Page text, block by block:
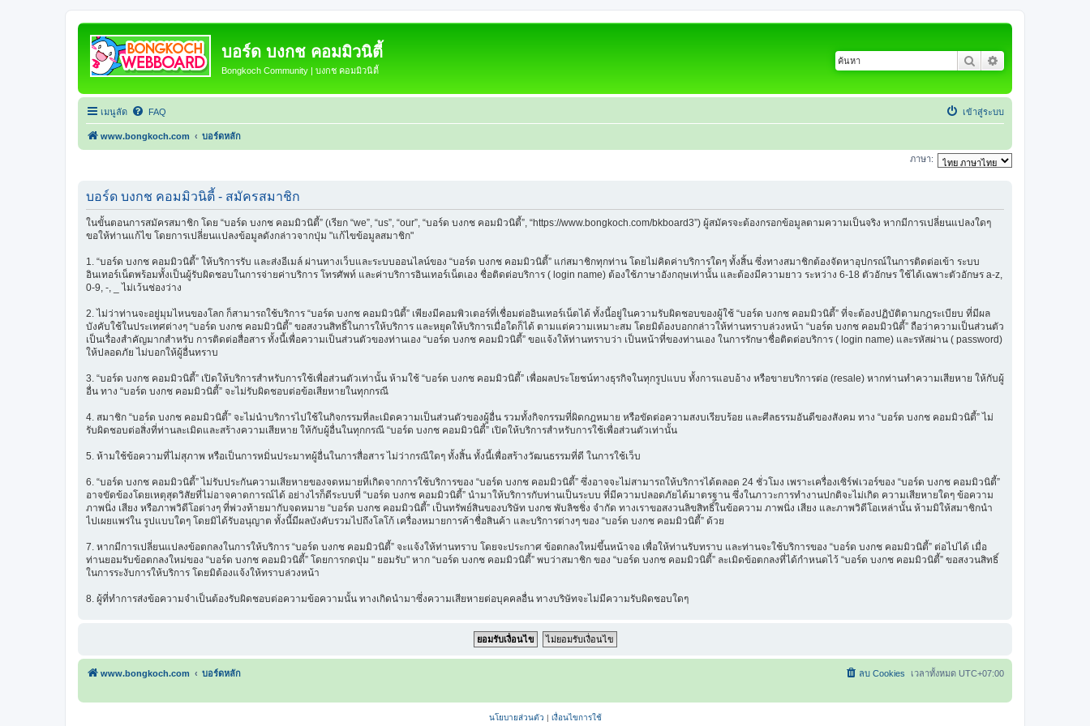
บอร์ด บงกช คอมมิวนิตี้
Bongkoch Community | บงกช คอมมิวนิตี้
ค้นหา
เมนูลัด FAQ เข้าสู่ระบบ
www.bongkoch.com บอร์ดหลัก
ภาษา:
บอร์ด บงกช คอมมิวนิตี้ - สมัครสมาชิก
ในขั้นตอนการสมัครสมาชิก โดย “บอร์ด บงกช คอมมิวนิตี้” (เรียก “we”, “us”, “our”, “บอร์ด บงกช คอมมิวนิตี้”, “https://www.bongkoch.com/bkboard3”) ผู้สมัครจะต้องกรอกข้อมูลตามความเป็นจริง หากมีการเปลี่ยนแปลงใดๆ
ขอให้ท่านแก้ไข โดยการเปลี่ยนแปลงข้อมูลดังกล่าวจากปุ่ม "แก้ไขข้อมูลสมาชิก"
1. “บอร์ด บงกช คอมมิวนิตี้” ให้บริการรับ และส่งอีเมล์ ผ่านทางเว็บและระบบออนไลน์ของ “บอร์ด บงกช คอมมิวนิตี้” แก่สมาชิกทุกท่าน โดยไม่คิดค่าบริการใดๆ ทั้งสิ้น ซึ่งทางสมาชิกต้องจัดหาอุปกรณ์ในการติดต่อเข้า ระบบ
อินเทอร์เน็ตพร้อมทั้งเป็นผู้รับผิดชอบในการจ่ายค่าบริการ โทรศัพท์ และค่าบริการอินเทอร์เน็ตเอง ชื่อติดต่อบริการ ( login name) ต้องใช้ภาษาอังกฤษเท่านั้น และต้องมีความยาว ระหว่าง 6-18 ตัวอักษร ใช้ได้เฉพาะตัวอักษร a-z,
0-9, -, _ ไม่เว้นช่องว่าง
2. ไม่ว่าท่านจะอยู่มุมไหนของโลก ก็สามารถใช้บริการ “บอร์ด บงกช คอมมิวนิตี้” เพียงมีคอมพิวเตอร์ที่เชื่อมต่ออินเทอร์เน็ตได้ ทั้งนี้อยู่ในความรับผิดชอบของผู้ใช้ “บอร์ด บงกช คอมมิวนิตี้” ที่จะต้องปฏิบัติตามกฎระเบียบ ที่มีผล
บังคับใช้ในประเทศต่างๆ “บอร์ด บงกช คอมมิวนิตี้” ขอสงวนสิทธิ์ในการให้บริการ และหยุดให้บริการเมื่อใดก็ได้ ตามแต่ความเหมาะสม โดยมิต้องบอกกล่าวให้ท่านทราบล่วงหน้า “บอร์ด บงกช คอมมิวนิตี้” ถือว่าความเป็นส่วนตัว
เป็นเรื่องสำคัญมากสำหรับ การติดต่อสื่อสาร ทั้งนี้เพื่อความเป็นส่วนตัวของท่านเอง “บอร์ด บงกช คอมมิวนิตี้” ขอแจ้งให้ท่านทราบว่า เป็นหน้าที่ของท่านเอง ในการรักษาชื่อติดต่อบริการ ( login name) และรหัสผ่าน ( password)
ให้ปลอดภัย ไม่บอกให้ผู้อื่นทราบ
3. “บอร์ด บงกช คอมมิวนิตี้” เปิดให้บริการสำหรับการใช้เพื่อส่วนตัวเท่านั้น ห้ามใช้ “บอร์ด บงกช คอมมิวนิตี้” เพื่อผลประโยชน์ทางธุรกิจในทุกรูปแบบ ทั้งการแอบอ้าง หรือขายบริการต่อ (resale) หากท่านทำความเสียหาย ให้กับผู้
อื่น ทาง “บอร์ด บงกช คอมมิวนิตี้” จะไม่รับผิดชอบต่อข้อเสียหายในทุกกรณี
4. สมาชิก “บอร์ด บงกช คอมมิวนิตี้” จะไม่นำบริการไปใช้ในกิจกรรมที่ละเมิดความเป็นส่วนตัวของผู้อื่น รวมทั้งกิจกรรมที่ผิดกฎหมาย หรือขัดต่อความสงบเรียบร้อย และศีลธรรมอันดีของสังคม ทาง “บอร์ด บงกช คอมมิวนิตี้” ไม่
รับผิดชอบต่อสิ่งที่ท่านละเมิดและสร้างความเสียหาย ให้กับผู้อื่นในทุกกรณี “บอร์ด บงกช คอมมิวนิตี้” เปิดให้บริการสำหรับการใช้เพื่อส่วนตัวเท่านั้น
5. ห้ามใช้ข้อความที่ไม่สุภาพ หรือเป็นการหมิ่นประมาทผู้อื่นในการสื่อสาร ไม่ว่ากรณีใดๆ ทั้งสิ้น ทั้งนี้เพื่อสร้างวัฒนธรรมที่ดี ในการใช้เว็บ
6. “บอร์ด บงกช คอมมิวนิตี้” ไม่รับประกันความเสียหายของจดหมายที่เกิดจากการใช้บริการของ “บอร์ด บงกช คอมมิวนิตี้” ซึ่งอาจจะไม่สามารถให้บริการได้ตลอด 24 ชั่วโมง เพราะเครื่องเซิร์ฟเวอร์ของ “บอร์ด บงกช คอมมิวนิตี้”
อาจขัดข้องโดยเหตุสุดวิสัยที่ไม่อาจคาดการณ์ได้ อย่างไรก็ดีระบบที่ “บอร์ด บงกช คอมมิวนิตี้” นำมาให้บริการกับท่านเป็นระบบ ที่มีความปลอดภัยได้มาตรฐาน ซึ่งในภาวะการทำงานปกติจะไม่เกิด ความเสียหายใดๆ ข้อความ
ภาพนิ่ง เสียง หรือภาพวิดีโอต่างๆ ที่พ่วงท้ายมากับจดหมาย “บอร์ด บงกช คอมมิวนิตี้” เป็นทรัพย์สินของบริษัท บงกช พับลิชชิ่ง จำกัด ทางเราขอสงวนลิขสิทธิ์ในข้อความ ภาพนิ่ง เสียง และภาพวิดีโอเหล่านั้น ห้ามมิให้สมาชิกนำ
ไปเผยแพร่ใน รูปแบบใดๆ โดยมิได้รับอนุญาต ทั้งนี้มีผลบังคับรวมไปถึงโลโก้ เครื่องหมายการค้าชื่อสินค้า และบริการต่างๆ ของ “บอร์ด บงกช คอมมิวนิตี้” ด้วย
7. หากมีการเปลี่ยนแปลงข้อตกลงในการให้บริการ “บอร์ด บงกช คอมมิวนิตี้” จะแจ้งให้ท่านทราบ โดยจะประกาศ ข้อตกลงใหม่ขึ้นหน้าจอ เพื่อให้ท่านรับทราบ และท่านจะใช้บริการของ “บอร์ด บงกช คอมมิวนิตี้” ต่อไปได้ เมื่อ
ท่านยอมรับข้อตกลงใหม่ของ “บอร์ด บงกช คอมมิวนิตี้” โดยการกดปุ่ม " ยอมรับ" หาก “บอร์ด บงกช คอมมิวนิตี้” พบว่าสมาชิก ของ “บอร์ด บงกช คอมมิวนิตี้” ละเมิดข้อตกลงที่ได้กำหนดไว้ “บอร์ด บงกช คอมมิวนิตี้” ขอสงวนสิทธิ์
ในการระงับการให้บริการ โดยมิต้องแจ้งให้ทราบล่วงหน้า
8. ผู้ที่ทำการส่งข้อความจำเป็นต้องรับผิดชอบต่อความข้อความนั้น ทางเกิดนำมาซึ่งความเสียหายต่อบุคคลอื่น ทางบริษัทจะไม่มีความรับผิดชอบใดๆ
www.bongkoch.com บอร์ดหลัก เวลาทั้งหมด UTC+07:00
ลบ Cookies
นโยบายส่วนตัว | เงื่อนไขการใช้